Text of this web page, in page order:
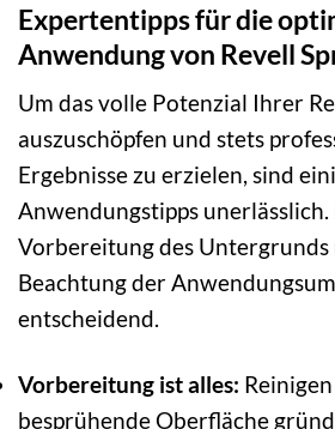
Expertentipps für die
Anwendung von Revell
Um das volle Potenzial Ihrer
auszuschöpfen und stets
Ergebnisse zu erzielen, sind
Anwendungstipps
Vorbereitung des Untergrunds
Beachtung der
entscheidend.
Vorbereitung ist alles:
besprühende Oberfläche